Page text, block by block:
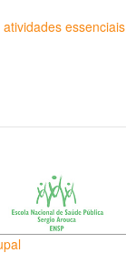
atividades essenciais